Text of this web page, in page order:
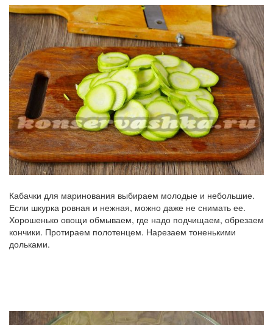
Кабачки для маринования выбираем молодые и небольшие.
Если шкурка ровная и нежная, можно даже не снимать ее.
Хорошенько овощи обмываем, где надо подчищаем, обрезаем
кончики. Протираем полотенцем. Нарезаем тоненькими
дольками.